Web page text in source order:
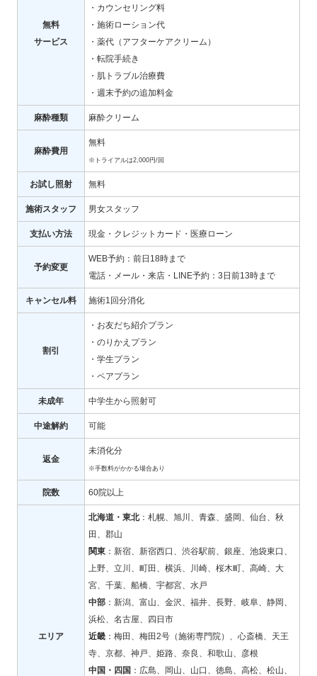
無料
サービス
・カウンセリング料
・施術ローション代
・薬代（アフターケアクリーム）
・転院手続き
・肌トラブル治療費
・週末予約の追加料金
麻酔種類 麻酔クリーム
麻酔費用
無料
※トライアルは2,000円/回
お試し照射 無料
施術スタッフ 男女スタッフ
支払い方法 現金・クレジットカード・医療ローン
予約変更
WEB予約：前日18時まで
電話・メール・来店・LINE予約：3日前13時まで
キャンセル料 施術1回分消化
割引
・お友だち紹介プラン
・のりかえプラン
・学生プラン
・ペアプラン
未成年 中学生から照射可
中途解約 可能
返金
未消化分
※手数料がかかる場合あり
院数 60院以上
エリア
北海道・東北：札幌、旭川、青森、盛岡、仙台、秋
田、郡山
関東：新宿、新宿西口、渋谷駅前、銀座、池袋東口、
上野、立川、町田、横浜、川崎、桜木町、高崎、大
宮、千葉、船橋、宇都宮、水戸
中部：新潟、富山、金沢、福井、長野、岐阜、静岡、
浜松、名古屋、四日市
近畿：梅田、梅田2号（施術専門院）、心斎橋、天王
寺、京都、神戸、姫路、奈良、和歌山、彦根
中国・四国 ：広島、岡山、山口、徳島、高松、松山、